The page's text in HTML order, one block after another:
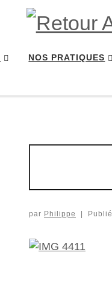
NOS PRATIQUES
par Philippe Publié